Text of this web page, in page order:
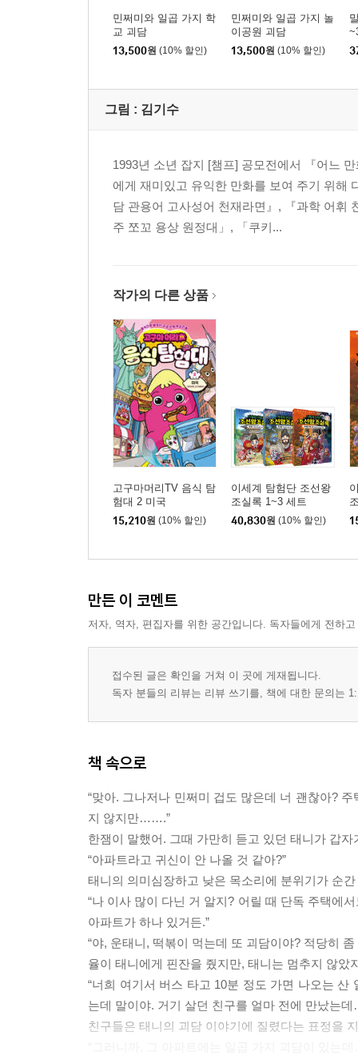
민쩌미와 일곱 가지 학
교 괴담
13,500원 (10% 할인)
민쩌미와 일곱 가지 놀
이공원 괴담
13,500원 (10% 할인)
그림 : 김기수
1993년 소년 잡지 [챔프] 공모전에서 『어느
에게 재미있고 유익한 만화를 보여 주기 위해
담 관용어 고사성어 천재라면』, 『과학 어휘
주 쪼꼬 용상 원정대」, 「쿠키...
작가의 다른 상품
고구마머리TV 음식 탐
험대 2 미국
15,210원 (10% 할인)
이세계 탐험단 조선왕
조실록 1~3 세트
40,830원 (10% 할인)
만든 이 코멘트
저자, 역자, 편집자를 위한 공간입니다. 독자들에게 전하
접수된 글은 확인을 거쳐 이 곳에 게재됩니다.
독자 분들의 리뷰는 리뷰 쓰기를, 책에 대한 문의는
책 속으로
“맞아. 그나저나 민쩌미 겁도 많은데 너 괜찮아?
지 않지만…….”
한잼이 말했어. 그때 가만히 듣고 있던 태니가 갑
“아파트라고 귀신이 안 나올 것 같아?”
태니의 의미심장하고 낮은 목소리에 분위기가 순
“나 이사 많이 다닌 거 알지? 어릴 때 단독 주택에
아파트가 하나 있거든.”
“야, 운태니, 떡볶이 먹는데 또 괴담이야? 적당히 좀
율이 태니에게 핀잔을 줬지만, 태니는 멈추지 않았
“너희 여기서 버스 타고 10분 정도 가면 나오는
는데 말이야. 거기 살던 친구를 얼마 전에 만났는
친구들은 태니의 괴담 이야기에 질렸다는 표정을